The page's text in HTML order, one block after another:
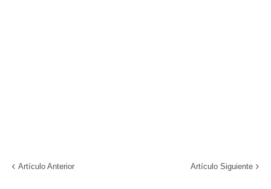
Artículo Anterior Artículo Siguiente